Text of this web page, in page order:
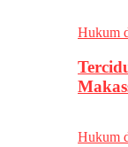
Hukum
Hukum